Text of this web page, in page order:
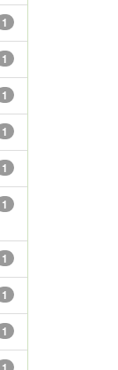
1
1
1
1
1
1
1
1
1